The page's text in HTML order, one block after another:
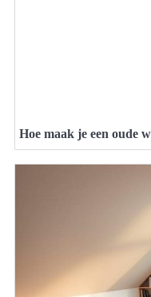
Hoe maak je een oude